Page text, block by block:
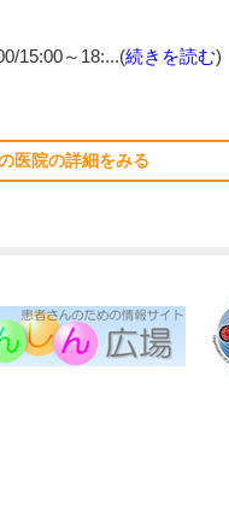
15:00～18:...(続きを読む)
医院の詳細をみる